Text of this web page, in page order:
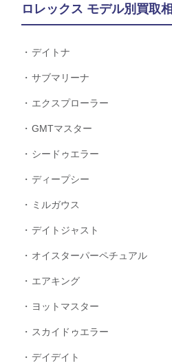
ロレックス モデル別買取
デイトナ
サブマリーナ
エクスプローラー
GMTマスター
シードゥエラー
ディープシー
ミルガウス
デイトジャスト
オイスターパーペチュアル
エアキング
ヨットマスター
スカイドゥエラー
デイデイト